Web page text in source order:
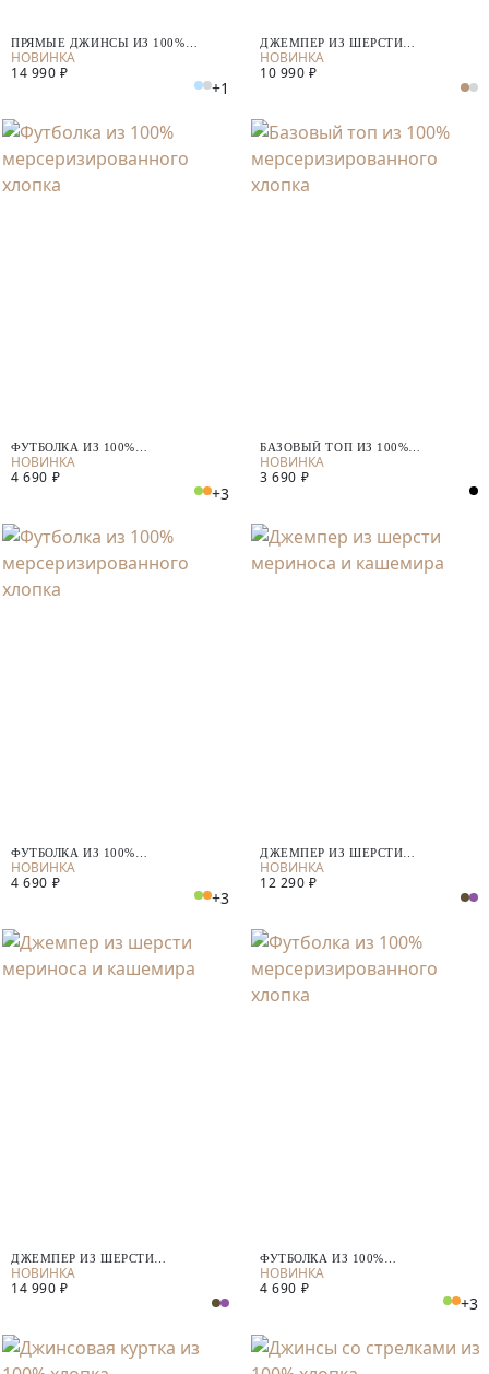
ПРЯМЫЕ ДЖИНСЫ ИЗ 100%
ХЛОПКА
14 990 ₽
+1
ДЖЕМПЕР ИЗ ШЕРСТИ
МЕРИНОСА И КАШЕМИРА
10 990 ₽
ФУТБОЛКА ИЗ 100%
МЕРСЕРИЗИРОВАННОГО ХЛОПКА
4 690 ₽
+3
БАЗОВЫЙ ТОП ИЗ 100%
МЕРСЕРИЗИРОВАННОГО ХЛОПКА
3 690 ₽
ФУТБОЛКА ИЗ 100%
МЕРСЕРИЗИРОВАННОГО ХЛОПКА
4 690 ₽
+3
ДЖЕМПЕР ИЗ ШЕРСТИ
МЕРИНОСА И КАШЕМИРА
12 290 ₽
ДЖЕМПЕР ИЗ ШЕРСТИ
МЕРИНОСА И КАШЕМИРА
14 990 ₽
ФУТБОЛКА ИЗ 100%
МЕРСЕРИЗИРОВАННОГО ХЛОПКА
4 690 ₽
+3